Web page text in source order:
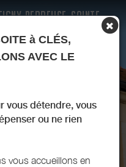
PERREUSE-SAINTE-
FORTERRE
à CLÉS,
AVEC LE
vous détendre, vous
ou ne rien
vous accueillons en